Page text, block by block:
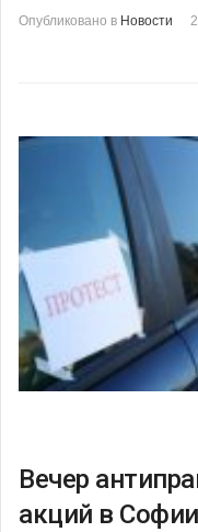
Опубликовано в Новости
Вечер
акций в Софии